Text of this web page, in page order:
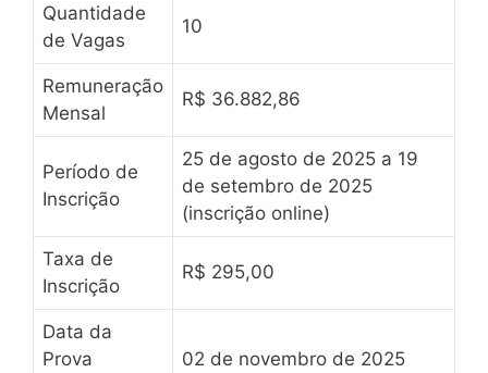
Quantidade
de Vagas
10
Remuneração
Mensal
R$ 36.882,86
Período de
Inscrição
25 de agosto de 2025 a 19
de setembro de 2025
(inscrição online)
Taxa de
Inscrição
R$ 295,00
Data da
Prova
02 de novembro de 2025